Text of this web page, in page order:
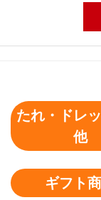
たれ・ドレ
他
ギフト